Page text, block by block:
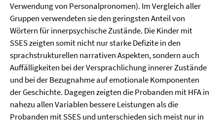
Verwendung von Personalpronomen). Im Vergleich aller
Gruppen verwendeten sie den geringsten Anteil von
Wörtern für innerpsychische Zustände. Die Kinder mit
SSES zeigten somit nicht nur starke Defizite in den
sprachstrukturellen narrativen Aspekten, sondern auch
Auffälligkeiten bei der Versprachlichung innerer Zustände
und bei der Bezugnahme auf emotionale Komponenten
der Geschichte. Dagegen zeigten die Probanden mit HFA in
nahezu allen Variablen bessere Leistungen als die
Probanden mit SSES und unterschieden sich meist nur in